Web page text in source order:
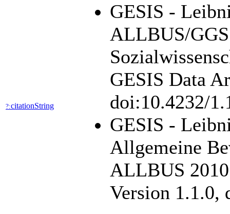
?:citationString
GESIS -
ALLBUS/
GESIS Data
doi:10.4232/
GESIS -
Allgemeine
ALLBUS
Version 1.1.0,